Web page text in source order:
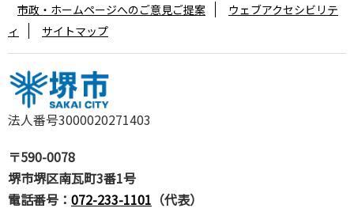
法人番号3000020271403
〒590-0078
堺市堺区南瓦町3番1号
電話番号： 072-233-1101 （代表）
市政・ホームページへのご意見ご提案
ウェブアクセシビリテ
ィ
サイトマップ